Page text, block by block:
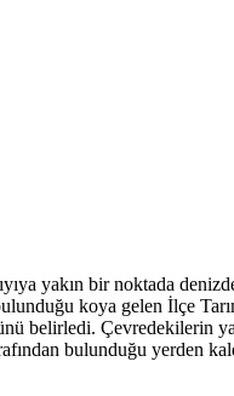
yakın bir noktada
koya gelen İlçe
belirledi. Çevredekilerin
bulunduğu yerden